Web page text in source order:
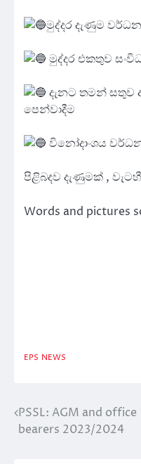
මුද්දර දැණුම
මුද්දර එකතුව
දැනට තමන් සතුව
පෙන්වාදීම
විනෝදාංශය
පිළිබදව දැණුමක් ,
Words and pictures
EPS NEWS
Post
navigation
PSSL: AGM and office
bearers 2023/2024